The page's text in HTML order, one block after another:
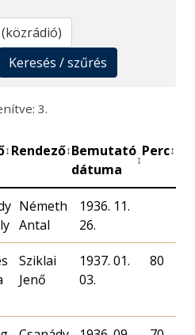
Keresés / szűrés
3.
↕ Rendező↕Bemutató
dátuma
↕
Perc↕
Németh
Antal
1936. 11.
26.
Sziklai
Jenő
1937. 01.
03.
80